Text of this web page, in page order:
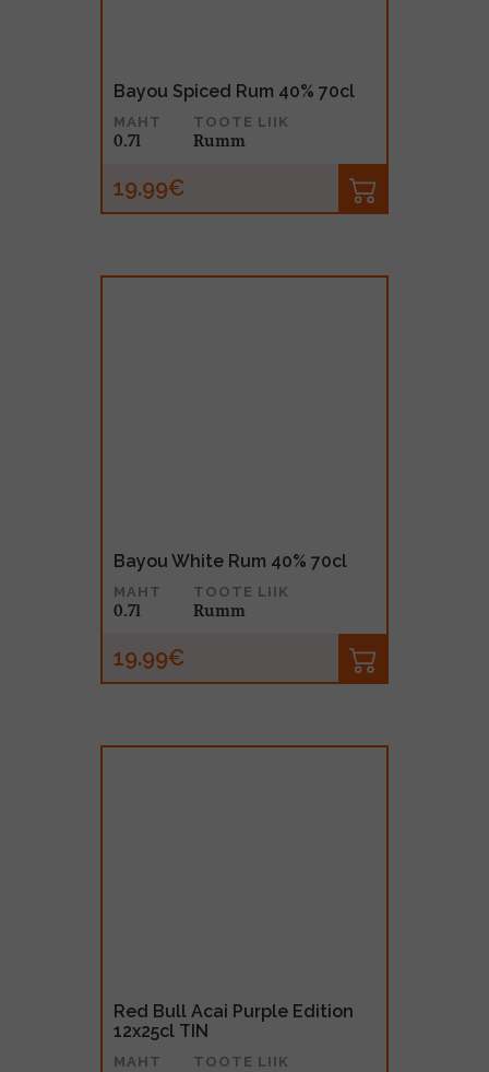
Bayou Spiced Rum 40% 70cl
MAHT
0.7l
TOOTE LIIK
Rumm
19.99€
Bayou White Rum 40% 70cl
MAHT
0.7l
TOOTE LIIK
Rumm
19.99€
Red Bull Acai Purple Edition
12x25cl TIN
MAHT
TOOTE LIIK